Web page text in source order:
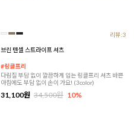
리뷰:3
브린 텐셀 스트라이프 셔츠
#링클프리
다림질 부담 없이 깔끔하게 입는 링클프리 셔츠 바쁜
아침에도 부담 없이 손이 가요! (3color)
31,100원 34,500원 10%